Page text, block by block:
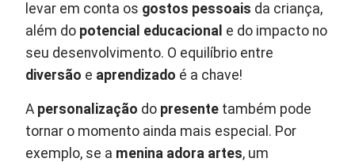
levar em conta os gostos pessoais da criança,
além do potencial educacional e do impacto no
seu desenvolvimento. O equilíbrio entre
diversão e aprendizado é a chave!
A personalização do presente também pode
tornar o momento ainda mais especial. Por
exemplo, se a menina adora artes, um